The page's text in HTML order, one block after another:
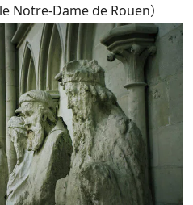
Notre-Dame de Rouen）